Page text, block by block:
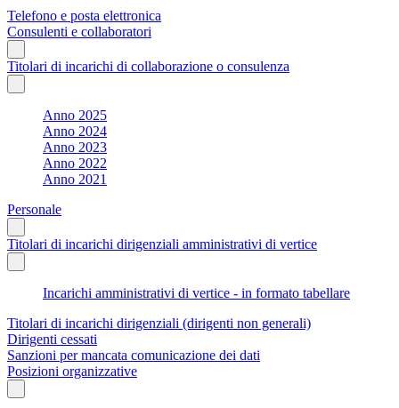
Telefono e posta elettronica
Consulenti e collaboratori
Titolari di incarichi di collaborazione o consulenza
Anno 2025
Anno 2024
Anno 2023
Anno 2022
Anno 2021
Personale
Titolari di incarichi dirigenziali amministrativi di vertice
Incarichi amministrativi di vertice - in formato tabellare
Titolari di incarichi dirigenziali (dirigenti non generali)
Dirigenti cessati
Sanzioni per mancata comunicazione dei dati
Posizioni organizzative